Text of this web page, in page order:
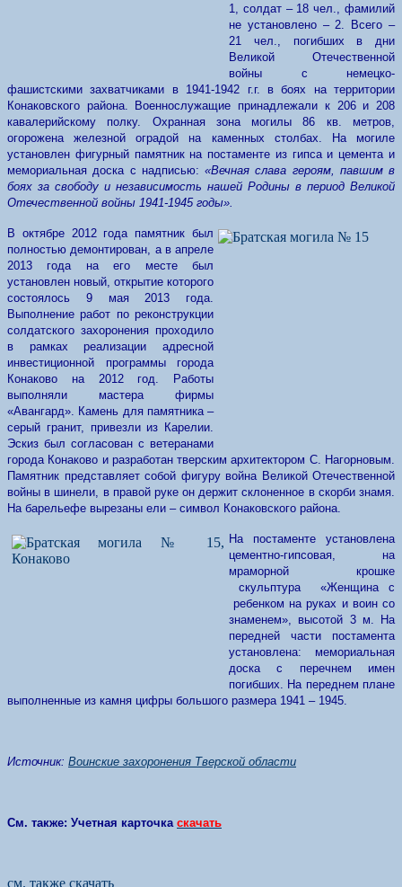
1, солдат – 18 чел., фамилий
не установлено – 2. Всего –
21 чел., погибших в дни
Великой Отечественной
войны с немецко-
фашистскими захватчиками в 1941-1942 г.г. в боях на территории
Конаковского района. Военнослужащие принадлежали к 206 и 208
кавалерийскому полку. Охранная зона могилы 86 кв. метров,
огорожена железной оградой на каменных столбах. На могиле
установлен фигурный памятник на постаменте из гипса и цемента и
мемориальная доска с надписью: «Вечная слава героям, павшим в
боях за свободу и независимость нашей Родины в период Великой
Отечественной войны 1941-1945 годы».
В октябре 2012 года памятник был
полностью демонтирован, а в апреле
2013 года на его месте был
установлен новый, открытие которого
состоялось 9 мая 2013 года.
Выполнение работ по реконструкции
солдатского захоронения проходило
в рамках реализации адресной
инвестиционной программы города
Конаково на 2012 год. Работы
выполняли мастера фирмы
«Авангард». Камень для памятника –
серый гранит, привезли из Карелии.
Эскиз был согласован с ветеранами
города Конаково и разработан тверским архитектором С. Нагорновым.
Памятник представляет собой фигуру война Великой Отечественной
войны в шинели, в правой руке он держит склоненное в скорби знамя.
На барельефе вырезаны ели – символ Конаковского района.
На постаменте установлена
цементно-гипсовая, на
мраморной крошке
скульптура «Женщина с
ребенком на руках и воин со
знаменем», высотой 3 м. На
передней части постамента
установлена: мемориальная
доска с перечнем имен
погибших. На переднем плане
выполненные из камня цифры большого размера 1941 – 1945.
Источник: Воинские захоронения Тверской области
См. также: Учетная карточка скачать
см. также скачать